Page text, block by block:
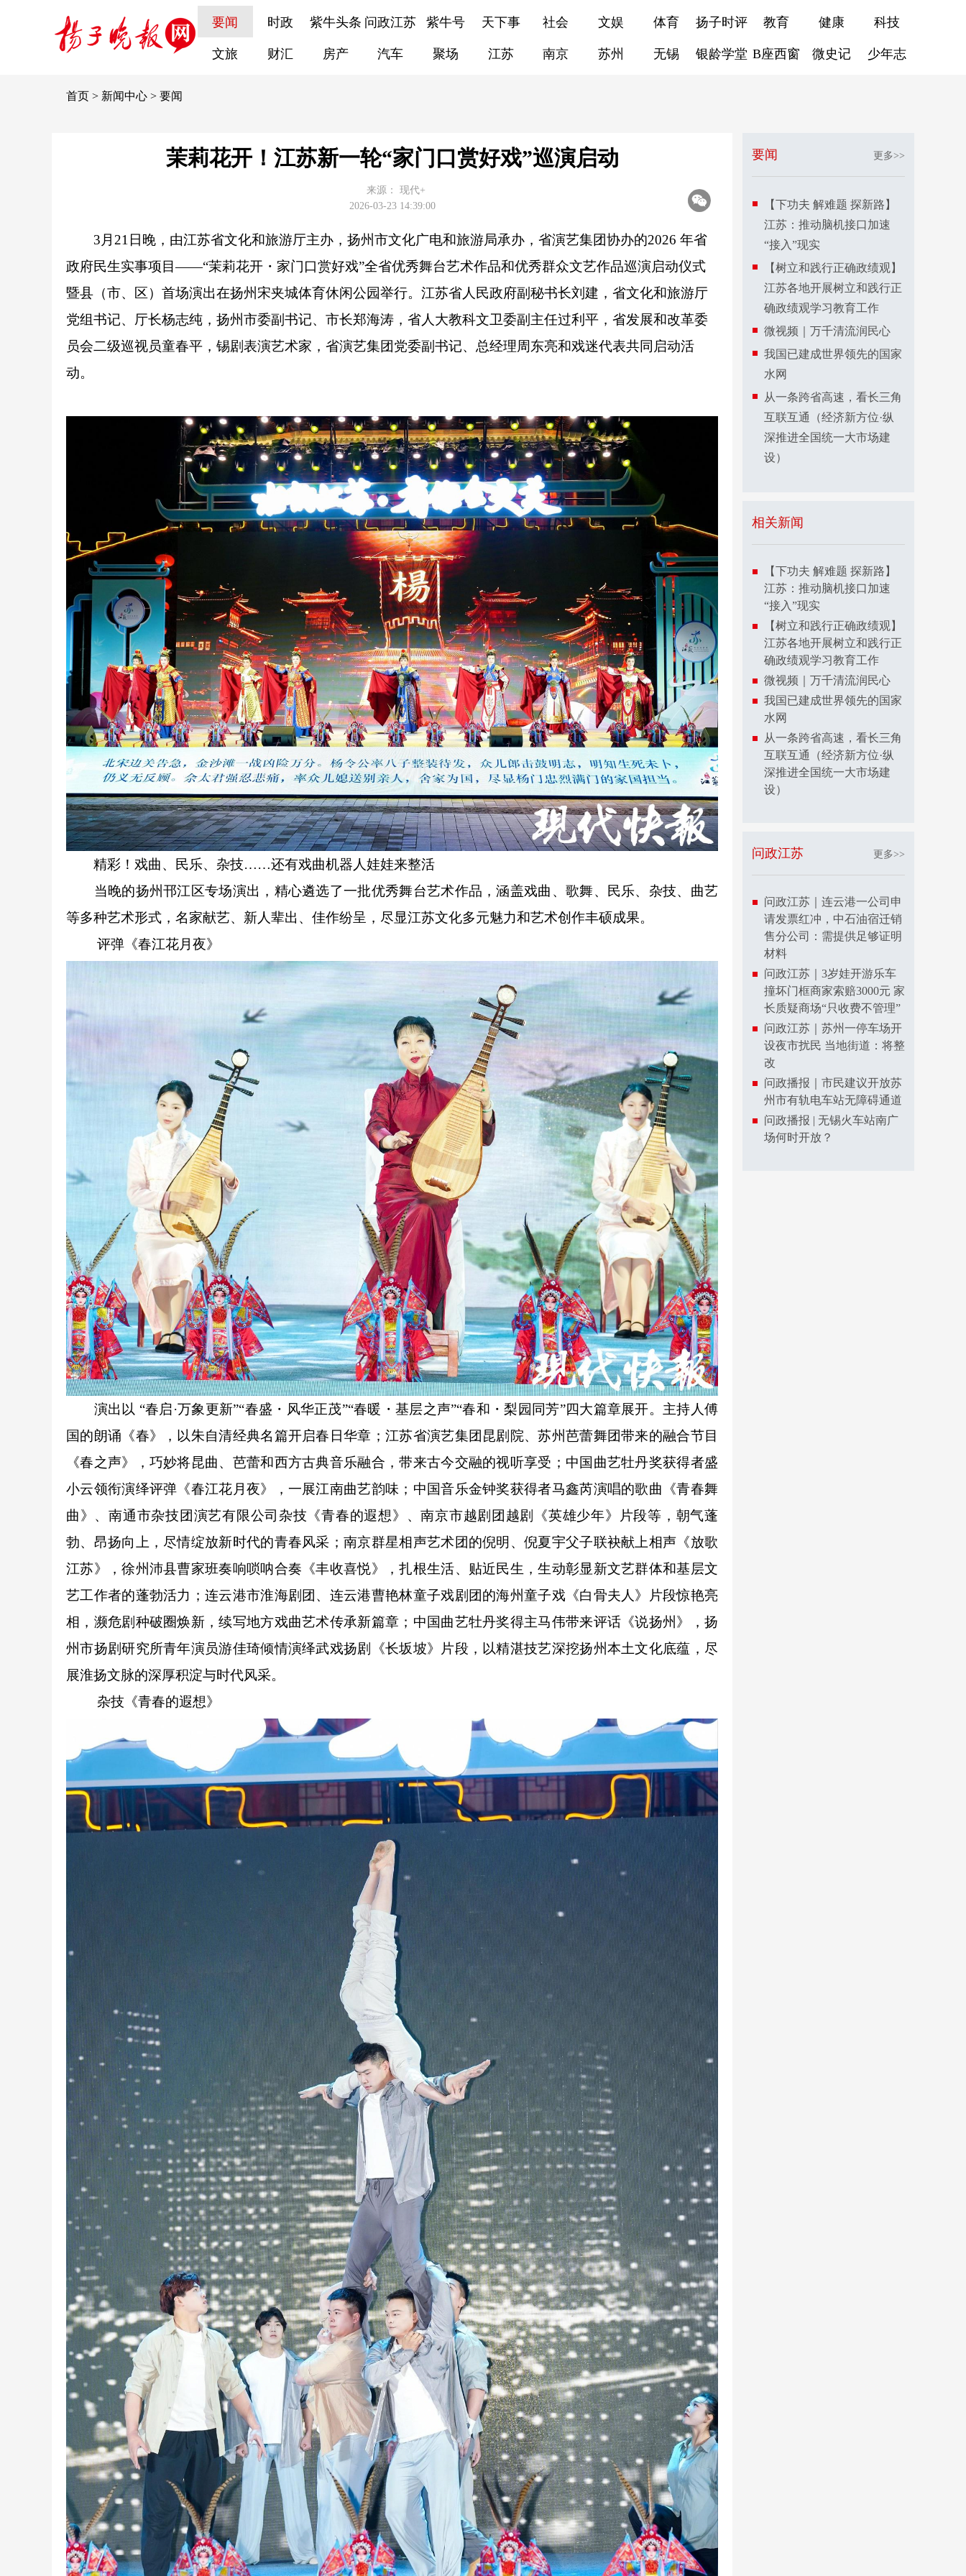
要闻 时政 紫牛头条 问政江苏 紫牛号 天下事 社会 文娱 体育 扬子时评 教育 健康 科技
文旅 财汇 房产 汽车 聚场 江苏 南京 苏州 无锡 银龄学堂 B座西窗 微史记 少年志
首页 > 新闻中心 > 要闻
茉莉花开！江苏新一轮“家门口赏好戏”巡演启动
来源：
现代+
2026-03-23 14:39:00
3月21日晚，由江苏省文化和旅游厅主办，扬州市文化广电和旅游局承办，省演艺集团协办的2026 年省
政府民生实事项目——“茉莉花开・家门口赏好戏”全省优秀舞台艺术作品和优秀群众文艺作品巡演启动仪式
暨县（市、区）首场演出在扬州宋夹城体育休闲公园举行。江苏省人民政府副秘书长刘建，省文化和旅游厅
党组书记、厅长杨志纯，扬州市委副书记、市长郑海涛，省人大教科文卫委副主任过利平，省发展和改革委
员会二级巡视员童春平，锡剧表演艺术家，省演艺集团党委副书记、总经理周东亮和戏迷代表共同启动活
动。
精彩！戏曲、民乐、杂技……还有戏曲机器人娃娃来整活
当晚的扬州邗江区专场演出，精心遴选了一批优秀舞台艺术作品，涵盖戏曲、歌舞、民乐、杂技、曲艺
等多种艺术形式，名家献艺、新人辈出、佳作纷呈，尽显江苏文化多元魅力和艺术创作丰硕成果。
评弹《春江花月夜》
演出以 “春启·万象更新”“春盛・风华正茂”“春暖・基层之声”“春和・梨园同芳”四大篇章展开。主持人傅
国的朗诵《春》，以朱自清经典名篇开启春日华章；江苏省演艺集团昆剧院、苏州芭蕾舞团带来的融合节目
《春之声》，巧妙将昆曲、芭蕾和西方古典音乐融合，带来古今交融的视听享受；中国曲艺牡丹奖获得者盛
小云领衔演绎评弹《春江花月夜》，一展江南曲艺韵味；中国音乐金钟奖获得者马鑫芮演唱的歌曲《青春舞
曲》、南通市杂技团演艺有限公司杂技《青春的遐想》、南京市越剧团越剧《英雄少年》片段等，朝气蓬
勃、昂扬向上，尽情绽放新时代的青春风采；南京群星相声艺术团的倪明、倪夏宇父子联袂献上相声《放歌
江苏》，徐州沛县曹家班奏响唢呐合奏《丰收喜悦》，扎根生活、贴近民生，生动彰显新文艺群体和基层文
艺工作者的蓬勃活力；连云港市淮海剧团、连云港曹艳林童子戏剧团的海州童子戏《白骨夫人》片段惊艳亮
相，濒危剧种破圈焕新，续写地方戏曲艺术传承新篇章；中国曲艺牡丹奖得主马伟带来评话《说扬州》，扬
州市扬剧研究所青年演员游佳琦倾情演绎武戏扬剧《长坂坡》片段，以精湛技艺深挖扬州本土文化底蕴，尽
展淮扬文脉的深厚积淀与时代风采。
杂技《青春的遐想》
要闻 更多>>
【下功夫 解难题 探新路】
江苏：推动脑机接口加速
“接入”现实
【树立和践行正确政绩观】
江苏各地开展树立和践行正
确政绩观学习教育工作
微视频｜万千清流润民心
我国已建成世界领先的国家
水网
从一条跨省高速，看长三角
互联互通（经济新方位·纵
深推进全国统一大市场建
设）
相关新闻
【下功夫 解难题 探新路】
江苏：推动脑机接口加速
“接入”现实
【树立和践行正确政绩观】
江苏各地开展树立和践行正
确政绩观学习教育工作
微视频｜万千清流润民心
我国已建成世界领先的国家
水网
从一条跨省高速，看长三角
互联互通（经济新方位·纵
深推进全国统一大市场建
设）
问政江苏 更多>>
问政江苏｜连云港一公司申
请发票红冲，中石油宿迁销
售分公司：需提供足够证明
材料
问政江苏｜3岁娃开游乐车
撞坏门框商家索赔3000元 家
长质疑商场“只收费不管理”
问政江苏｜苏州一停车场开
设夜市扰民 当地街道：将整
改
问政播报｜市民建议开放苏
州市有轨电车站无障碍通道
问政播报 | 无锡火车站南广
场何时开放？